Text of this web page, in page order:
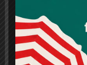
tots els
lloc web. Si
Més informació
Quan l’usuari